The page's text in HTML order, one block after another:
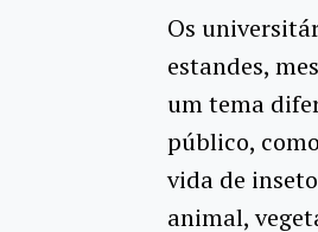
Os
estandes,
um tema
público,
vida de
animal,